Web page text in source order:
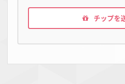
チップを